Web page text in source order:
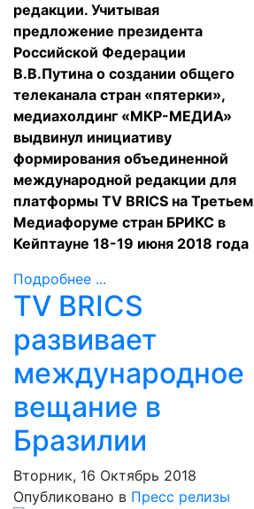
редакции. Учитывая
предложение президента
Российской Федерации
В.В.Путина о создании общего
телеканала стран «пятерки»,
медиахолдинг «МКР-МЕДИА»
выдвинул инициативу
формирования объединенной
международной редакции для
платформы TV BRICS на Третьем
Медиафоруме стран БРИКС в
Кейптауне 18-19 июня 2018 года
Подробнее ...
TV BRICS
развивает
международное
вещание в
Бразилии
Вторник, 16 Октябрь 2018
Опубликовано в Пресс релизы